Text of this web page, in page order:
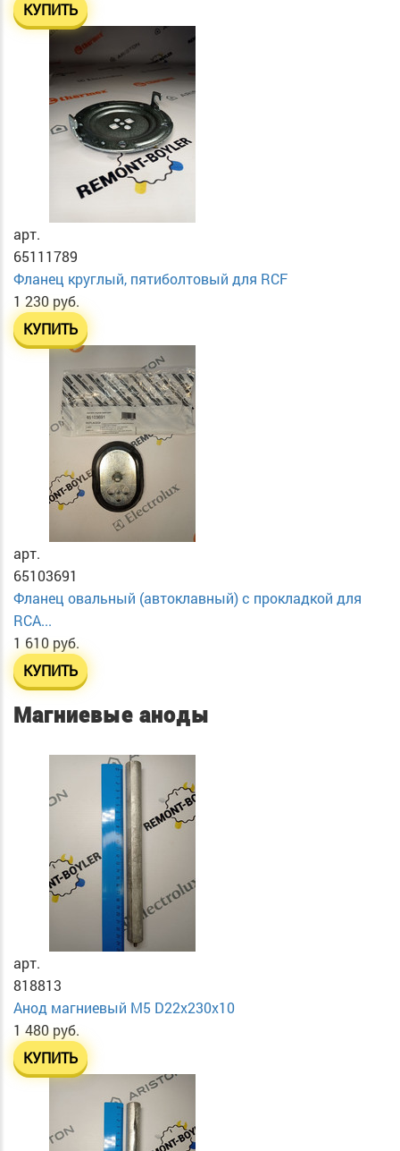
КУПИТЬ
арт.
65111789
Фланец круглый, пятиболтовый для RCF
1 230 руб.
КУПИТЬ
арт.
65103691
Фланец овальный (автоклавный) с прокладкой для
RCA...
1 610 руб.
КУПИТЬ
Магниевые аноды
арт.
818813
Анод магниевый М5 D22х230х10
1 480 руб.
КУПИТЬ